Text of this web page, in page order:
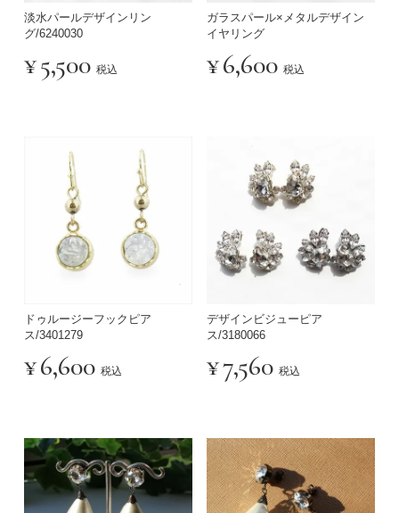
淡水パールデザインリン
グ/6240030
¥5,500 税込
ガラスパール×メタルデザイン
イヤリング
¥6,600 税込
ドゥルージーフックピア
ス/3401279
¥6,600 税込
デザインビジューピア
ス/3180066
¥7,560 税込